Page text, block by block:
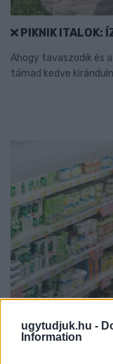
ugytudjuk.hu -
Information
PIKNIK ITALOK:
Ahogy tavaszodik és
támad kedve
ÖRÖMHÍR: TÍZ